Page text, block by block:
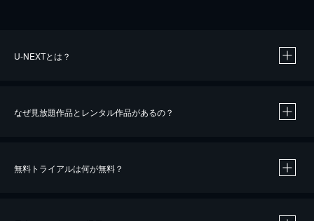
U-NEXTとは？
なぜ見放題作品とレンタル作品があるの？
無料トライアルは何が無料？